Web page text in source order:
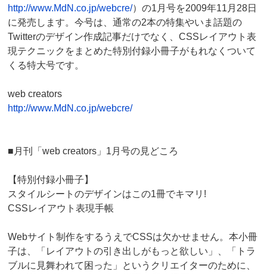
http://www.MdN.co.jp/webcre/）の1月号を2009年11月28日
に発売します。今号は、通常の2本の特集やいま話題の
Twitterのデザイン作成記事だけでなく、CSSレイアウト表
現テクニックをまとめた特別付録小冊子がもれなくついて
くる特大号です。
web creators
http://www.MdN.co.jp/webcre/
■月刊「web creators」1月号の見どころ
【特別付録小冊子】
スタイルシートのデザインはこの1冊でキマリ!
CSSレイアウト表現手帳
Webサイト制作をするうえでCSSは欠かせません。本小冊
子は、「レイアウトの引き出しがもっと欲しい」、「トラ
ブルに見舞われて困った」というクリエイターのために、